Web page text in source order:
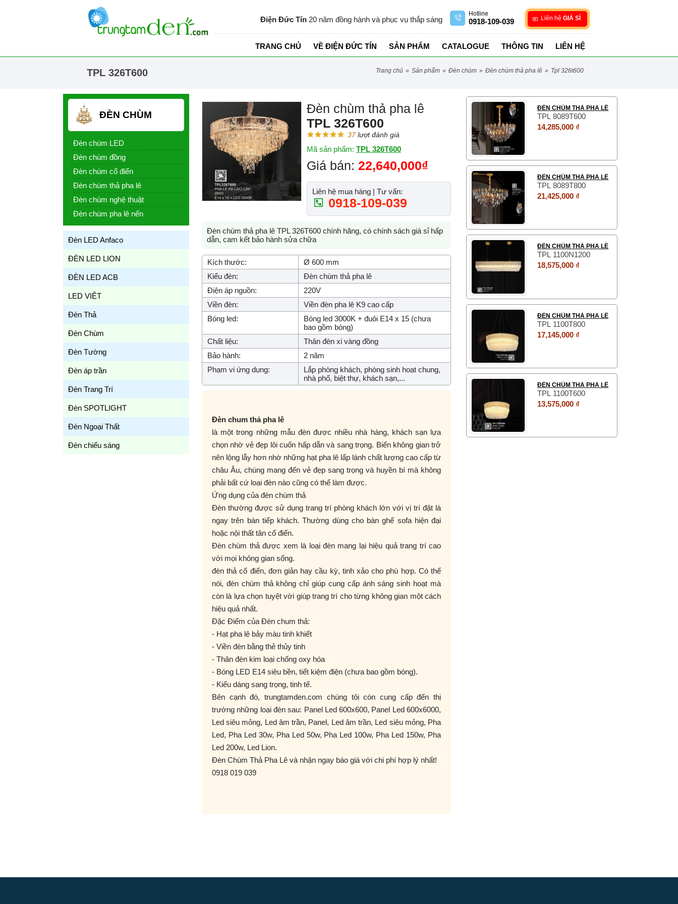
Điện Đức Tín 20 năm đồng hành và phục vụ thắp sáng
Hotline
0918-109-039 Liên hệ GIÁ SỈ
TRANG CHỦ VỀ ĐIỆN ĐỨC TÍN SẢN PHẨM CATALOGUE THÔNG TIN LIÊN HỆ
TPL 326T600 trang chủ » sản phẩm » đèn chùm » đèn chùm thả pha lê » tpl 326t600
Đèn chùm thả pha lê
TPL 326T600
37lượt đánh giá
Mã sản phẩm: TPL 326T600
Giá bán: 22,640,000₫
Liên hệ mua hàng | Tư vấn:
0918-109-039
Đèn chùm thả pha lê TPL 326T600 chính hãng, có chính sách giá sỉ hấp
dẫn, cam kết bảo hành sửa chữa
Kích thước:
Ø 600 mm
Kiểu đèn:
Đèn chùm thả pha lê
Điện áp nguồn:
220V
Viền đèn:
Viền đèn pha lê K9 cao cấp
Bóng led:
Bóng led 3000K + đuôi E14 x 15 (chưa
bao gồm bóng)
Chất liệu:
Thân đèn xi vàng đồng
Bảo hành:
2 năm
Phạm vi ứng dụng:
Lắp phòng khách, phòng sinh hoạt chung,
nhà phố, biệt thự, khách sạn,...
Đèn chum thả pha lê
là một trong những mẫu đèn được nhiều nhà hàng, khách sạn lựa
chọn nhờ vẻ đẹp lôi cuốn hấp dẫn và sang trọng. Biến không gian trở
nên lộng lẫy hơn nhờ những hạt pha lê lấp lánh chất lượng cao cấp từ
châu Âu, chúng mang đến vẻ đẹp sang trọng và huyền bí mà không
phải bất cứ loại đèn nào cũng có thể làm được.
Ứng dụng của đèn chùm thả
Đèn thường được sử dụng trang trí phòng khách lớn với vị trí đặt là
ngay trên bàn tiếp khách. Thường dùng cho bàn ghế sofa hiện đại
hoặc nội thất tân cổ điển.
Đèn chùm thả được xem là loại đèn mang lại hiệu quả trang trí cao
với mọi không gian sống.
đèn thả cổ điển, đơn giản hay cầu kỳ, tinh xảo cho phù hợp. Có thể
nói, đèn chùm thả không chỉ giúp cung cấp ánh sáng sinh hoạt mà
còn là lựa chọn tuyệt vời giúp trang trí cho từng không gian một cách
hiệu quả nhất.
Đặc Điểm của Đèn chum thả:
- Hạt pha lê bảy màu tinh khiết
- Viền đèn bằng thẻ thủy tinh
- Thân đèn kim loại chống oxy hóa
- Bóng LED E14 siêu bền, tiết kiệm điện (chưa bao gồm bóng).
- Kiểu dáng sang trọng, tinh tế.
Bên cạnh đó, trungtamden.com chúng tôi còn cung cấp đến thị
trường những loại đèn sau: Panel Led 600x600, Panel Led 600x6000,
Led siêu mỏng, Led âm trần, Panel, Led âm trần, Led siêu mỏng, Pha
Led, Pha Led 30w, Pha Led 50w, Pha Led 100w, Pha Led 150w, Pha
Led 200w, Led Lion.
Đèn Chùm Thả Pha Lê và nhận ngay báo giá với chi phí hợp lý nhất!
0918 019 039
ĐÈN CHÙM THẢ PHA LÊ
TPL 8089T600
14,285,000 ₫
ĐÈN CHÙM THẢ PHA LÊ
TPL 8089T800
21,425,000 ₫
ĐÈN CHÙM THẢ PHA LÊ
TPL 1100N1200
18,575,000 ₫
ĐÈN CHÙM THẢ PHA LÊ
TPL 1100T800
17,145,000 ₫
ĐÈN CHÙM THẢ PHA LÊ
TPL 1100T600
13,575,000 ₫
ĐÈN CHÙM
Đèn chùm LED
Đèn chùm đồng
Đèn chùm cổ điển
Đèn chùm thả pha lê
Đèn chùm nghệ thuật
Đèn chùm pha lê nến
Đèn LED Anfaco
ĐÈN LED LION
ĐÈN LED ACB
LED VIỆT
Đèn Thả
Đèn Chùm
Đèn Tường
Đèn áp trần
Đèn Trang Trí
Đèn SPOTLIGHT
Đèn Ngoại Thất
Đèn chiếu sáng